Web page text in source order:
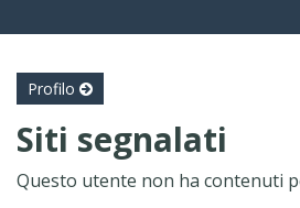
Profilo
Siti segnalati
Questo utente non ha contenuti